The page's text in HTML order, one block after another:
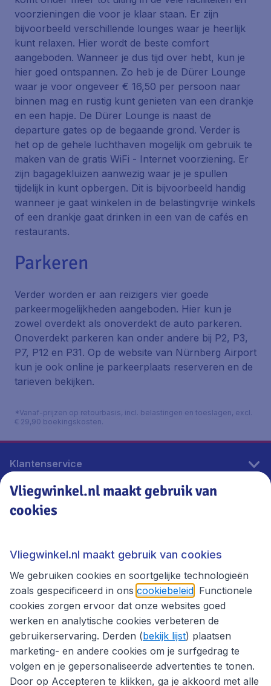
voorzieningen die voor je klaar staan. Er zijn
bijvoorbeeld verschillende lounges waar je heerlijk
kunt relaxen. Hier wordt de beste comfort
aangeboden. Wanneer je dus tijd over hebt, kun je
hier goed ontspannen. Zo heb je de Dürer Lounge
waar je voor ongeveer € 16,50 per persoon naar
binnen mag en rustig kunt genieten van een drankje
en een hapje. De Dürer Lounge is naast de
departure gates op de begaande grond. Verder is
het op de gehele luchthaven mogelijk om gebruik te
maken van de gratis WiFi - Internet voorziening. Er
zijn bagagekluizen aanwezig waar je je spullen
tijdelijk in kunt opbergen. Dit is bijvoorbeeld handig
wanneer je gaat winkelen in de belastingvrije winkels
of een drankje gaat drinken in een van de cafés en
restaurants.
Parkeren
Verder worden er aan reizigers vier goede
parkeermogelijkheden aangeboden. Hier kun je
zowel overdekt als onoverdekt de auto parkeren.
Onoverdekt parkeren kan onder andere bij P2, P3,
P7, P12 en P31. Op de website van Nürnberg Airport
kun je ook online je parkeerplaats reserveren en de
tarieven bekijken.
*Vanaf-prijzen op retourbasis, incl. belastingen en toeslagen, excl.
€ 29,90 boekingskosten.
Klantenservice
Vliegwinkel.nl
Thema's
Vliegwinkel.nl maakt gebruik van
cookies
Vliegwinkel.nl maakt gebruik van cookies
We gebruiken cookies en soortgelijke technologieën
zoals gespecificeerd in ons cookiebeleid . Functionele
cookies zorgen ervoor dat onze websites goed
werken en analytische cookies verbeteren de
gebruikerservaring. Derden (bekijk lijst) plaatsen
marketing- en andere cookies om je surfgedrag te
volgen en je gepersonaliseerde advertenties te tonen.
Door op Accepteren te klikken, ga je akkoord met alle